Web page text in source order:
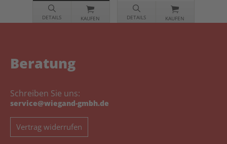
DETAILS KAUFEN DETAILS KAUFEN
Beratung
Schreiben Sie uns:
service@wiegand-gmbh.de
Vertrag widerrufen